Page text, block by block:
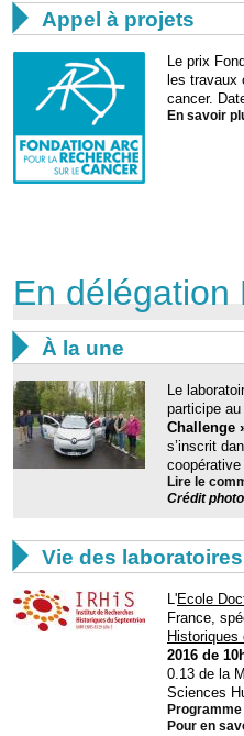
 Appel à projets
Le prix
les travaux
cancer.
En savoir
En délégation
 À la une
Le
participe
Challenge
s’inscrit
coopérative
Lire le
Crédit
 Vie des laboratoires
L'Ecole
France,
Historiques
2016 de
0.13 de la
Sciences
Programme
Pour en